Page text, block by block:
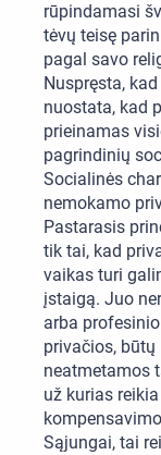
rūpindamasi
tėvų teisę
pagal savo
Nuspręsta,
nuostata, kad
prieinamas
pagrindinių
Socialinės
nemokamo
Pastarasis
tik tai, kad
vaikas turi
įstaigą. Juo
arba
privačios,
neatmetamos
už kurias
Sąjungai, tai